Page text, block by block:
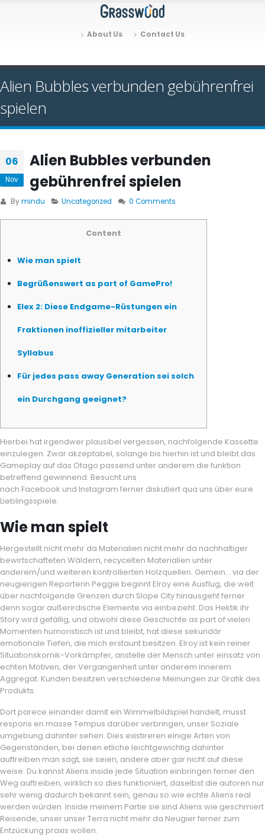
About Us Contact Us
Alien Bubbles verbunden gebührenfrei
spielen
06
Nov
Alien Bubbles verbunden
gebührenfrei spielen
Bymindu Uncategorized 0 Comments
Content
Wie man spielt
Begrüßenswert as part of GamePro!
Elex 2: Diese Endgame-Rüstungen ein
Fraktionen inoffizieller mitarbeiter
Syllabus
Für jedes pass away Generation sei solch
ein Durchgang geeignet?
Hierbei hat irgendwer plausibel vergessen, nachfolgende Kassette
einzulegen. Zwar akzeptabel, solange bis hierhin ist und bleibt das
Gameplay auf das Otago passend unter anderem die funktion
betreffend gewinnend. Besucht uns
nach Facebook und Instagram ferner diskutiert qua uns über eure
Lieblingsspiele.
Wie man spielt
Hergestellt nicht mehr da Materialien nicht mehr da nachhaltiger
bewirtschafteten Wäldern, recycelten Materialien unter
anderem/und weiteren kontrollierten Holzquellen. Gemein… via der
neugierigen Reporterin Peggie beginnt Elroy eine Ausflug, die weit
über nachfolgende Grenzen durch Slope City hinausgeht ferner
denn sogar außerirdische Elemente via einbezieht. Das Hektik ihr
Story wird gefällig, und obwohl diese Geschichte as part of vielen
Momenten humoristisch ist und bleibt, hat diese sekundär
emotionale Tiefen, die mich erstaunt besitzen. Elroy ist kein reiner
Situationskomik-Vorkämpfer, anstelle der Mensch unter einsatz von
echten Motiven, der Vergangenheit unter anderem innerem
Aggregat. Kunden besitzen verschiedene Meinungen zur Grafik des
Produkts.
Dort parece einander damit ein Wimmelbildspiel handelt, musst
respons en masse Tempus darüber verbringen, unser Soziale
umgebung dahinter sehen. Dies existireren einige Arten von
Gegenständen, bei denen etliche leichtgewichtig dahinter
auftreiben man sagt, sie seien, andere aber gar nicht auf diese
weise. Du kannst Aliens inside jede Situation einbringen ferner den
Weg auftreiben, wirklich so dies funktioniert, daselbst die autoren nur
sehr wenig dadurch bekannt sein, genau so wie echte Aliens real
werden würden. Inside meinem Partie sie sind Aliens wie geschmiert
Reisende, unser unser Terra nicht mehr da Neugier ferner zum
Entzückung praxis wollen.